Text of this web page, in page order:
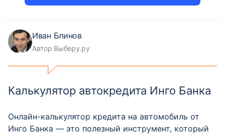
Иван Блинов
Автор Выберу.ру
Калькулятор автокредита Инго Банка
Онлайн-калькулятор кредита на автомобиль от
Инго Банка — это полезный инструмент, который